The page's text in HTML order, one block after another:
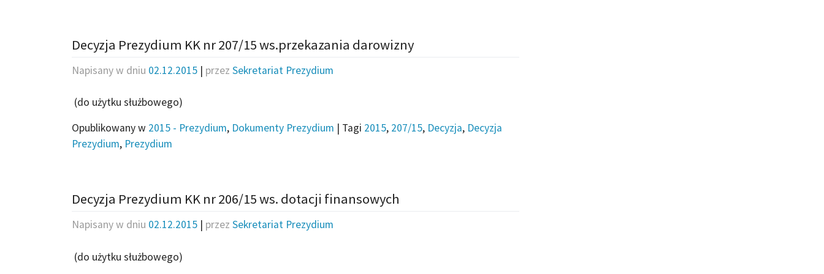
Decyzja Prezydium KK nr 207/15 ws.przekazania darowizny
Napisany w dniu 02.12.2015 | przez Sekretariat Prezydium
(do użytku służbowego)
Opublikowany w 2015 - Prezydium, Dokumenty Prezydium | Tagi 2015, 207/15, Decyzja, Decyzja
Prezydium, Prezydium
Decyzja Prezydium KK nr 206/15 ws. dotacji finansowych
Napisany w dniu 02.12.2015 | przez Sekretariat Prezydium
(do użytku służbowego)